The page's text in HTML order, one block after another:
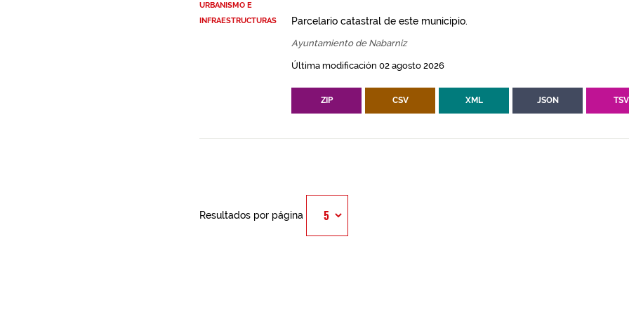
URBANISMO E
INFRAESTRUCTURAS
Parcelario catastral de este municipio.
Ayuntamiento de Nabarniz
Última modificación 02 agosto 2026
ZIP CSV XML JSON TSV
Resultados por página